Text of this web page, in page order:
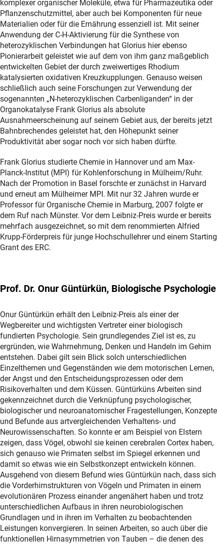
komplexer organischer Moleküle, etwa für Pharmazeutika oder
Pflanzenschutzmittel, aber auch bei Komponenten für neue
Materialien oder für die Ernährung essenziell ist. Mit seiner
Anwendung der C-H-Aktivierung für die Synthese von
heterozyklischen Verbindungen hat Glorius hier ebenso
Pionierarbeit geleistet wie auf dem von ihm ganz maßgeblich
entwickelten Gebiet der durch zweiwertiges Rhodium
katalysierten oxidativen Kreuzkupplungen. Genauso weisen
schließlich auch seine Forschungen zur Verwendung der
sogenannten „N-heterozyklischen Carbenliganden“ in der
Organokatalyse Frank Glorius als absolute
Ausnahmeerscheinung auf seinem Gebiet aus, der bereits jetzt
Bahnbrechendes geleistet hat, den Höhepunkt seiner
Produktivität aber sogar noch vor sich haben dürfte.
Frank Glorius studierte Chemie in Hannover und am Max-
Planck-Institut (MPI) für Kohlenforschung in Mülheim/Ruhr.
Nach der Promotion in Basel forschte er zunächst in Harvard
und erneut am Mülheimer MPI. Mit nur 32 Jahren wurde er
Professor für Organische Chemie in Marburg, 2007 folgte er
dem Ruf nach Münster. Vor dem Leibniz-Preis wurde er bereits
mehrfach ausgezeichnet, so mit dem renommierten Alfried
Krupp-Förderpreis für junge Hochschullehrer und einem Starting
Grant des ERC.
Prof. Dr. Onur Güntürkün, Biologische Psychologie
Onur Güntürkün erhält den Leibniz-Preis als einer der
Wegbereiter und wichtigsten Vertreter einer biologisch
fundierten Psychologie. Sein grundlegendes Ziel ist es, zu
ergründen, wie Wahrnehmung, Denken und Handeln im Gehirn
entstehen. Dabei gilt sein Blick solch unterschiedlichen
Einzelthemen und Gegenständen wie dem motorischen Lernen,
der Angst und den Entscheidungsprozessen oder dem
Risikoverhalten und dem Küssen. Güntürküns Arbeiten sind
gekennzeichnet durch die Verknüpfung psychologischer,
biologischer und neuroanatomischer Fragestellungen, Konzepte
und Befunde aus artvergleichenden Verhaltens- und
Neurowissenschaften. So konnte er am Beispiel von Elstern
zeigen, dass Vögel, obwohl sie keinen cerebralen Cortex haben,
sich genauso wie Primaten selbst im Spiegel erkennen und
damit so etwas wie ein Selbstkonzept entwickeln können.
Ausgehend von diesem Befund wies Güntürkün nach, dass sich
die Vorderhirnstrukturen von Vögeln und Primaten in einem
evolutionären Prozess einander angenähert haben und trotz
unterschiedlichen Aufbaus in ihren neurobiologischen
Grundlagen und in ihren im Verhalten zu beobachtenden
Leistungen konvergieren. In seinen Arbeiten, so auch über die
funktionellen Hirnasymmetrien von Tauben – die denen des